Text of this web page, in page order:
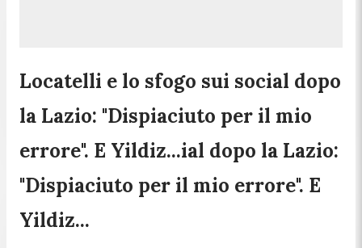
Locatelli e lo sfogo sui social dopo
la Lazio: "Dispiaciuto per il mio
errore". E Yildiz...ial dopo la Lazio:
"Dispiaciuto per il mio errore". E
Yildiz...